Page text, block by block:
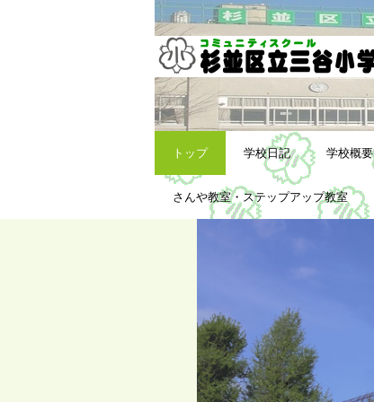
トップ 学校日記 学校概要
さんや教室・ステップアップ教室